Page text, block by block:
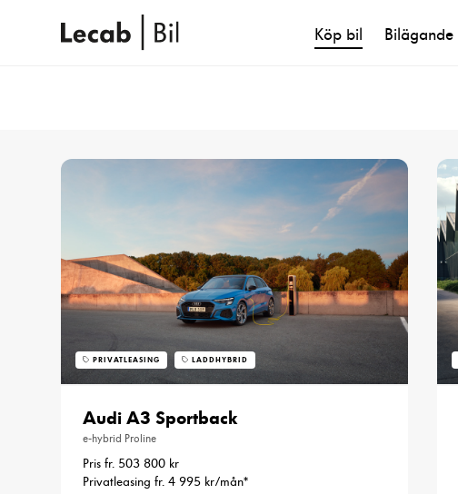
Köp bil Bilägande
PRIVATLEASING LADDHYBRID
Audi A3 Sportback
e-hybrid Proline
Pris fr. 503 800 kr
Privatleasing fr. 4 995 kr/mån*